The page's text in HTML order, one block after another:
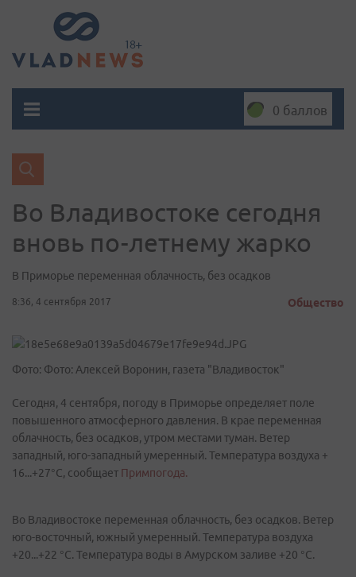
0 баллов
Во Владивостоке сегодня
вновь по-летнему жарко
В Приморье переменная облачность, без осадков
8:36, 4 сентября 2017 Общество
Фото: Фото: Алексей Воронин, газета "Владивосток"
Сегодня, 4 сентября, погоду в Приморье определяет поле
повышенного атмосферного давления. В крае переменная
облачность, без осадков, утром местами туман. Ветер
западный, юго-западный умеренный. Температура воздуха +
16...+27°C, сообщает Примпогода.
Во Владивостоке переменная облачность, без осадков. Ветер
юго-восточный, южный умеренный. Температура воздуха
+20...+22 °C. Температура воды в Амурском заливе +20 °C.